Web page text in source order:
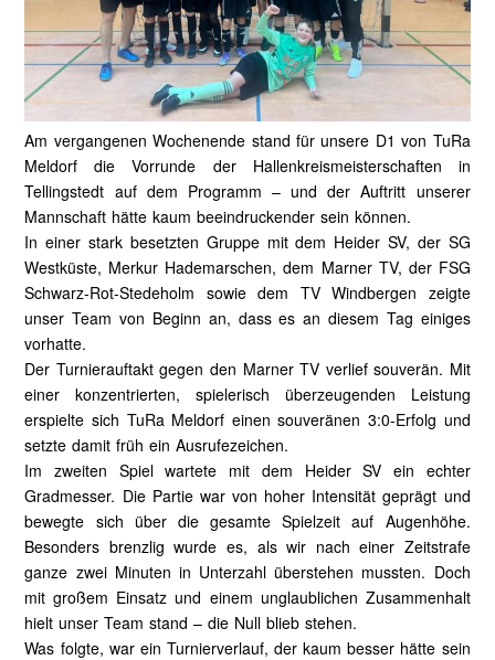
Am vergangenen Wochenende stand für unsere D1 von TuRa
Meldorf die Vorrunde der Hallenkreismeisterschaften in
Tellingstedt auf dem Programm – und der Auftritt unserer
Mannschaft hätte kaum beeindruckender sein können.
In einer stark besetzten Gruppe mit dem Heider SV, der SG
Westküste, Merkur Hademarschen, dem Marner TV, der FSG
Schwarz-Rot-Stedeholm sowie dem TV Windbergen zeigte
unser Team von Beginn an, dass es an diesem Tag einiges
vorhatte.
Der Turnierauftakt gegen den Marner TV verlief souverän. Mit
einer konzentrierten, spielerisch überzeugenden Leistung
erspielte sich TuRa Meldorf einen souveränen 3:0-Erfolg und
setzte damit früh ein Ausrufezeichen.
Im zweiten Spiel wartete mit dem Heider SV ein echter
Gradmesser. Die Partie war von hoher Intensität geprägt und
bewegte sich über die gesamte Spielzeit auf Augenhöhe.
Besonders brenzlig wurde es, als wir nach einer Zeitstrafe
ganze zwei Minuten in Unterzahl überstehen mussten. Doch
mit großem Einsatz und einem unglaublichen Zusammenhalt
hielt unser Team stand – die Null blieb stehen.
Was folgte, war ein Turnierverlauf, der kaum besser hätte sein